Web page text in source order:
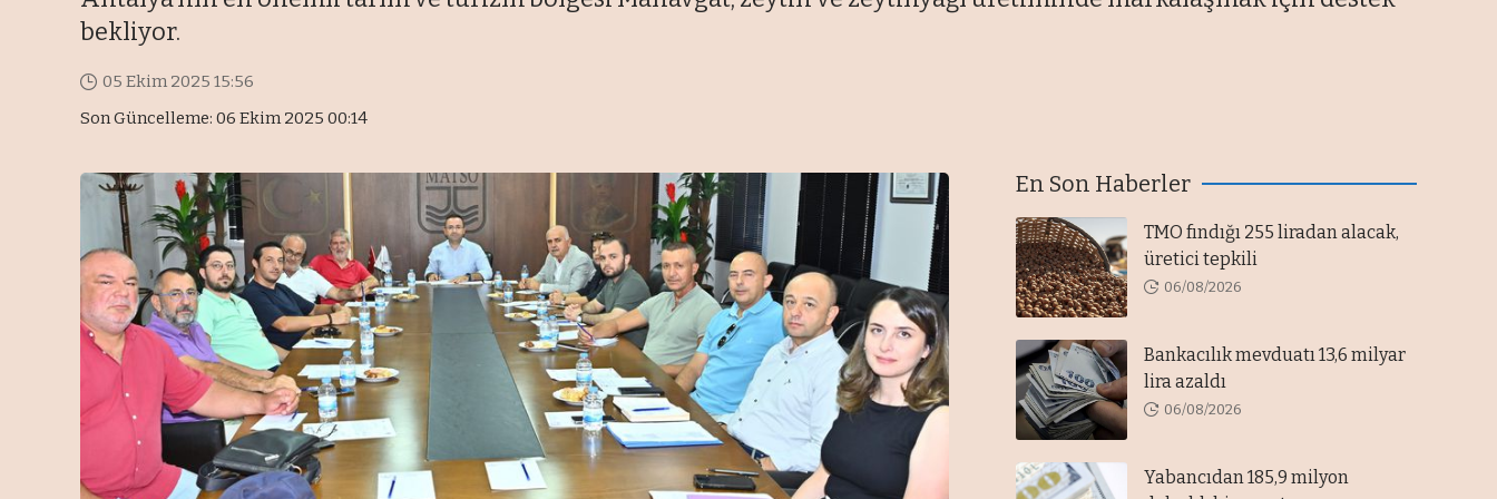
bekliyor.
Son Güncelleme: 06 Ekim 2025 00:14
05 Ekim 2025 15:56
En Son Haberler
TMO fındığı 255 liradan alacak,
üretici tepkili
06/08/2026
Bankacılık mevduatı 13,6 milyar
lira azaldı
06/08/2026
Yabancıdan 185,9 milyon